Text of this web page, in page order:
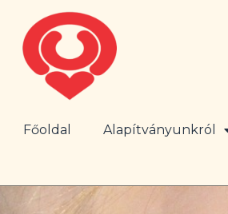
Főoldal Alapítványunkról